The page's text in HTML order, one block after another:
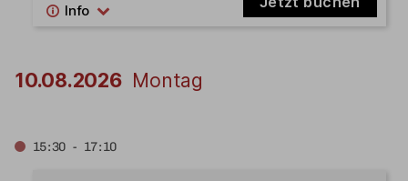
10.08.2026 Montag
15:30 - 17:10